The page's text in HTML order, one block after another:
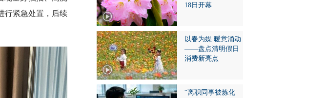
行紧急处置，后续
18日开幕
以春为媒 暖意涌动
——盘点清明假日
消费新亮点
“离职同事被炼化